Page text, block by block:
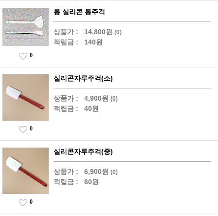
롱 실리콘 통주걱
상품가 : 14,800원 (0)
적립금 : 140원
0
실리콘자루주걱(소)
상품가 : 4,900원 (0)
적립금 : 40원
0
실리콘자루주걱(중)
상품가 : 6,900원 (0)
적립금 : 60원
0